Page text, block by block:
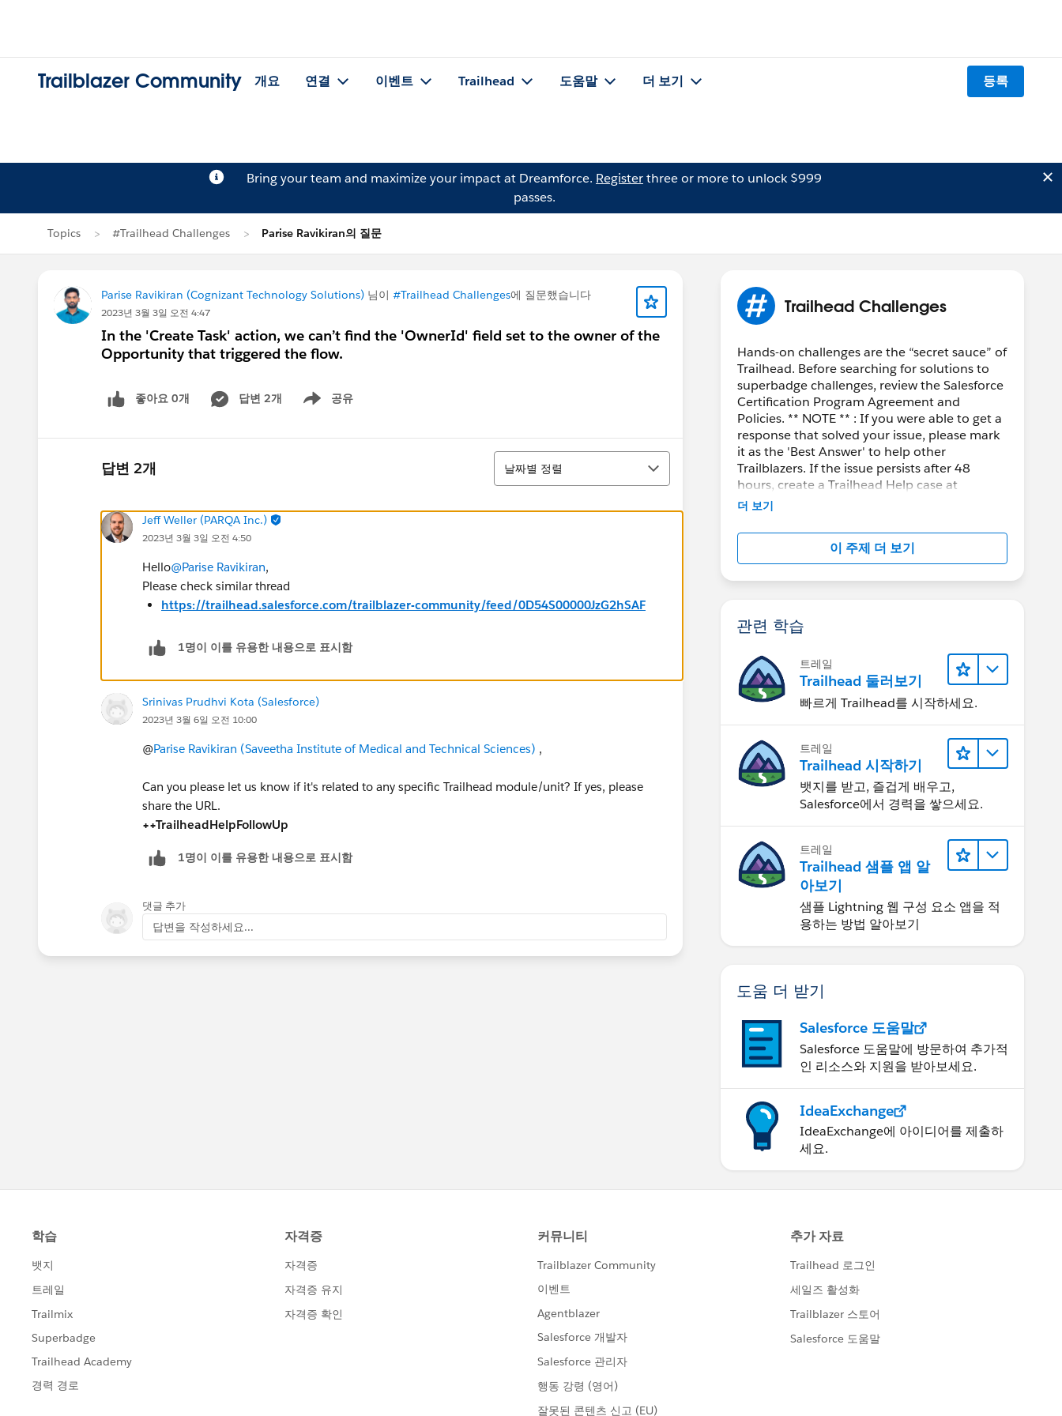
Trailblazer Community 개요 연결 이벤트 Trailhead 도움말 더 보기 등록
Bring your team and maximize your impact at Dreamforce. Registerthree or more to unlock $999
passes.
Topics #Trailhead Challenges Parise Ravikiran의 질문
Parise Ravikiran (Cognizant Technology Solutions) 님이 #Trailhead Challenges에 질문했습니다
2023년 3월 3일 오전 4:47
In the 'Create Task' action, we can’t find the 'OwnerId' field set to the owner of the
Opportunity that triggered the flow.
좋아요 0개 답변 2개 공유
Show menu
답변 2개
정렬
날짜별 정렬
Jeff Weller (PARQA Inc.)
2023년 3월 3일 오전 4:50
Hello@Parise Ravikiran,
Please check similar thread
https://trailhead.salesforce.com/trailblazer-community/feed/0D54S00000JzG2hSAF
1명이 이를 유용한 내용으로 표시함
Srinivas Prudhvi Kota (Salesforce)
2023년 3월 6일 오전 10:00
@Parise Ravikiran (Saveetha Institute of Medical and Technical Sciences) ,
Can you please let us know if it's related to any specific Trailhead module/unit? If yes, please
share the URL.
++TrailheadHelpFollowUp
1명이 이를 유용한 내용으로 표시함
댓글 추가
답변을 작성하세요...
Trailhead Challenges
Hands-on challenges are the “secret sauce” of
Trailhead. Before searching for solutions to
superbadge challenges, review the Salesforce
Certification Program Agreement and
Policies. ** NOTE ** : If you were able to get a
response that solved your issue, please mark
it as the 'Best Answer' to help other
Trailblazers. If the issue persists after 48
hours, create a Trailhead Help case at
https://help.salesforce.com/s/support
더 보기
이 주제 더 보기
관련 학습
트레일
Trailhead 둘러보기
빠르게 Trailhead를 시작하세요.
트레일
Trailhead 시작하기
뱃지를 받고, 즐겁게 배우고,
Salesforce에서 경력을 쌓으세요.
트레일
Trailhead 샘플 앱 알
아보기
샘플 Lightning 웹 구성 요소 앱을 적
용하는 방법 알아보기
도움 더 받기
Salesforce 도움말
Salesforce 도움말에 방문하여 추가적
인 리소스와 지원을 받아보세요.
IdeaExchange
IdeaExchange에 아이디어를 제출하
세요.